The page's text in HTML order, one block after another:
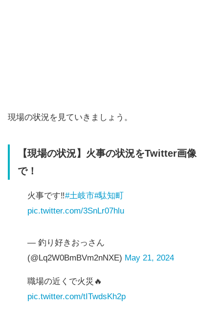
現場の状況を見ていきましょう。
【現場の状況】火事の状況をTwitter画像
で！
火事です‼️#土岐市#駄知町
pic.twitter.com/3SnLr07hlu
— 釣り好きおっさん
(@Lq2W0BmBVm2nNXE) May 21, 2024
職場の近くで火災🔥
pic.twitter.com/tITwdsKh2p